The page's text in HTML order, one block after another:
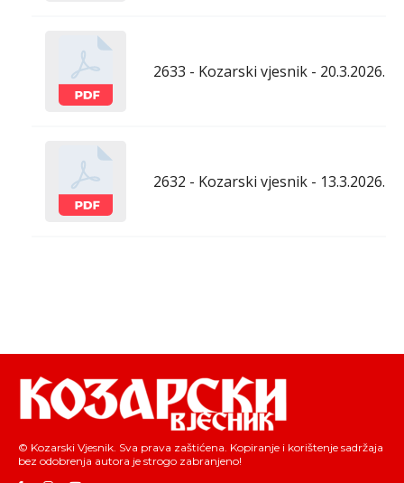
2633 - Kozarski vjesnik - 20.3.2026.
2632 - Kozarski vjesnik - 13.3.2026.
© Kozarski Vjesnik. Sva prava zaštićena. Kopiranje i korištenje sadržaja
bez odobrenja autora je strogo zabranjeno!